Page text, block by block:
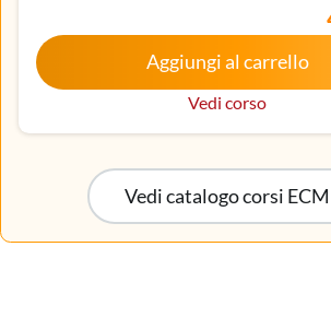
Iscritto nell’elenco speciale ad
Malattie metaboliche e diabetologia,
interna, Oncologia, Pediatria, Pediatria
libera scelta), Tecnico sanitario di
Aggiungi al carrello
Vedi corso
Vedi catalogo corsi ECM